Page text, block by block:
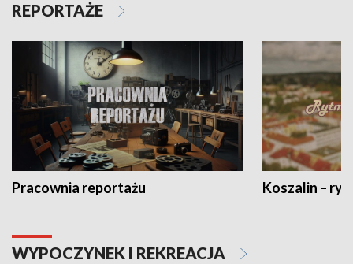
REPORTAŻE
Pracownia reportażu Koszalin –
WYPOCZYNEK I REKREACJA